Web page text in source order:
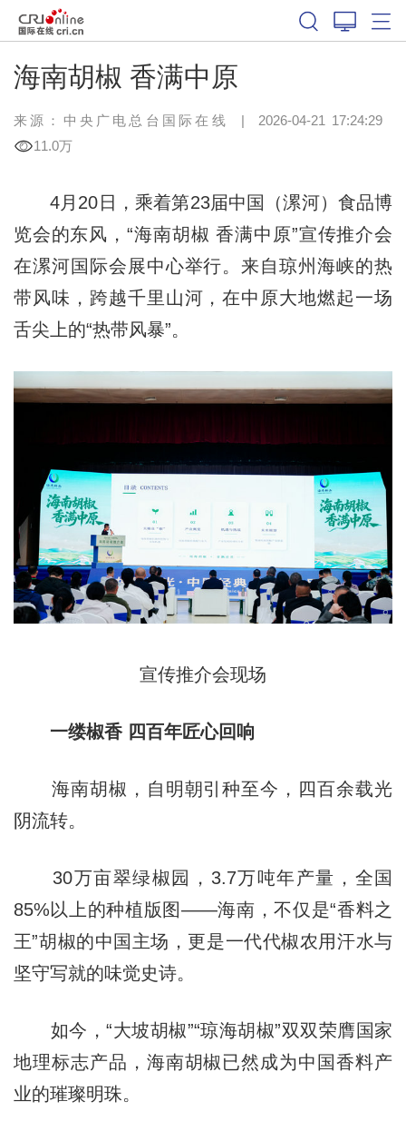
海南胡椒 香满中原
来源：中央广电总台国际在线 | 2026-04-21 17:24:29
11.0万
4月20日，乘着第23届中国（漯河）食品博
览会的东风，“海南胡椒 香满中原”宣传推介会
在漯河国际会展中心举行。来自琼州海峡的热
带风味，跨越千里山河，在中原大地燃起一场
舌尖上的“热带风暴”。
宣传推介会现场
一缕椒香 四百年匠心回响
海南胡椒，自明朝引种至今，四百余载光
阴流转。
30万亩翠绿椒园，3.7万吨年产量，全国
85%以上的种植版图——海南，不仅是“香料之
王”胡椒的中国主场，更是一代代椒农用汗水与
坚守写就的味觉史诗。
如今，“大坡胡椒”“琼海胡椒”双双荣膺国家
地理标志产品，海南胡椒已然成为中国香料产
业的璀璨明珠。